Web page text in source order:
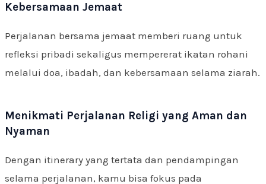
Kebersamaan Jemaat
Perjalanan bersama jemaat memberi ruang untuk
refleksi pribadi sekaligus mempererat ikatan rohani
melalui doa, ibadah, dan kebersamaan selama ziarah.
Menikmati Perjalanan Religi yang Aman dan
Nyaman
Dengan itinerary yang tertata dan pendampingan
selama perjalanan, kamu bisa fokus pada